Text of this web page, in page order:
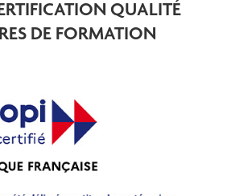
QUALITÉ
DE FORMATION